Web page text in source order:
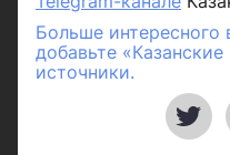
Больше интересного
добавьте
источники.